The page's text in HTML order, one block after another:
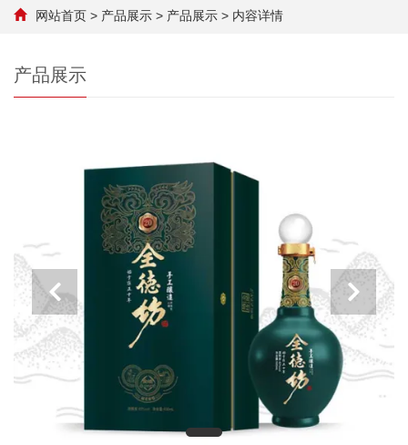
网站首页 > 产品展示 > 产品展示 > 内容详情
产品展示